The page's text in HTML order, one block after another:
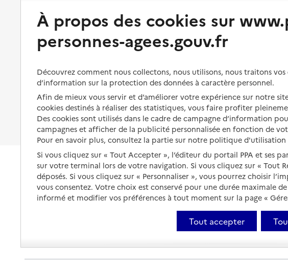
Préserver son autonomie et sa
santé
Organiser à l'avance sa propre
protection
Les obligations de la famille
À qui s’adresser ?
Les politiques du grand âge
Vivre à domicile avec une
Être hospitalisé
Fin de vie à domicile
Vivre en
À propos des cookies sur
personnes-agees.gouv.fr
Découvrez comment nous collectons, nous utilisons, nous traitons
d’information sur la protection des données à caractère personnel.
Afin de mieux vous servir et d’améliorer votre expérience sur notre
cookies destinés à réaliser des statistiques, vous faire profiter
Des cookies sont utilisés dans le cadre de campagne d’information
campagnes et afficher de la publicité personnalisée en fonction de
Pour en savoir plus, consultez la partie sur notre politique d'utilisation
Si vous cliquez sur « Tout Accepter », l’éditeur du portail PPA et ses
sur votre terminal lors de votre navigation. Si vous cliquez sur « Tout
déposés. Si vous cliquez sur « Personnaliser », vous pourrez choisir
vous consentez. Votre choix est conservé pour une durée maximale
informé et modifier vos préférences à tout moment sur la page «
Tout accepter